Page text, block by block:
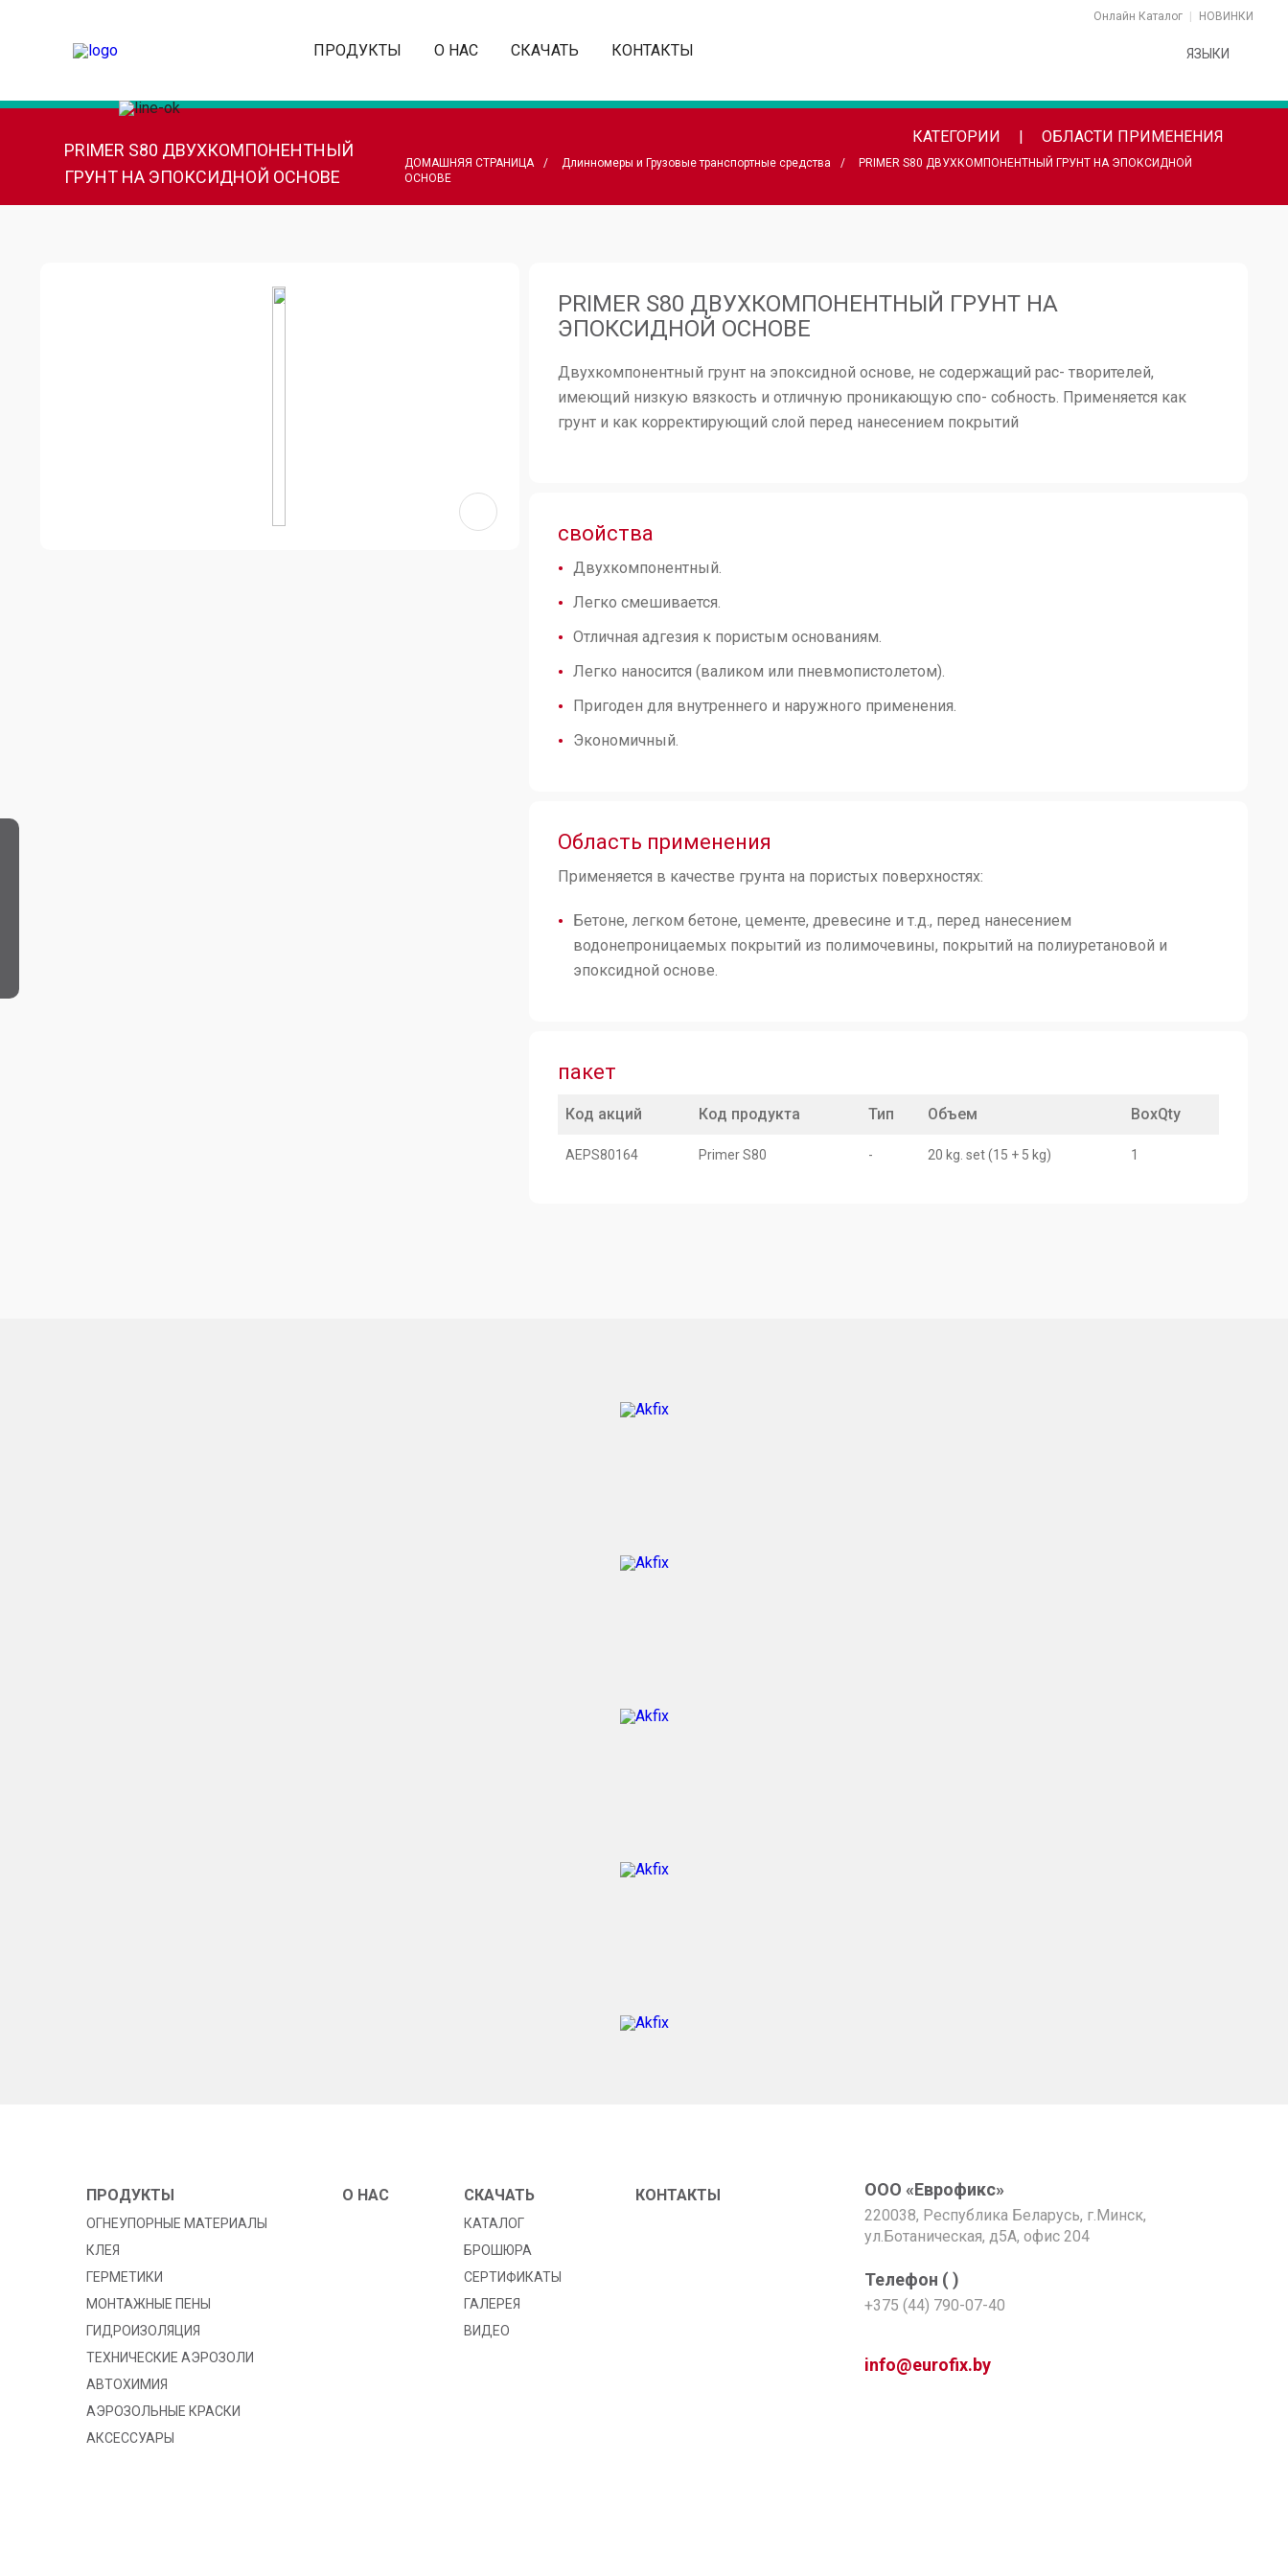
ПРОДУКТЫ O HAC СКАЧАТЬ КОНТАКТЫ
Онлайн Каталог НОВИНКИ
ЯЗЫКИ
PRIMER S80 ДВУХКОМПОНЕНТНЫЙ
ГРУНТ НА ЭПОКСИДНОЙ ОСНОВЕ
КАТЕГОРИИ ОБЛАСТИ ПРИМЕНЕНИЯ
ДОМАШНЯЯ СТРАНИЦА Длинномеры и Грузовые транспортные средства
PRIMER S80 ДВУХКОМПОНЕНТНЫЙ ГРУНТ НА ЭПОКСИДНОЙ
ОСНОВЕ
PRIMER S80 ДВУХКОМПОНЕНТНЫЙ ГРУНТ НА
ЭПОКСИДНОЙ ОСНОВЕ
Двухкомпонентный грунт на эпоксидной основе, не содержащий рас- творителей,
имеющий низкую вязкость и отличную проникающую спо- собность. Применяется как
грунт и как корректирующий слой перед нанесением покрытий
свойства
Двухкомпонентный.
Легко смешивается.
Отличная адгезия к пористым основаниям.
Легко наносится (валиком или пневмопистолетом).
Пригоден для внутреннего и наружного применения.
Экономичный.
Область применения
Применяется в качестве грунта на пористых поверхностях:
Бетоне, легком бетоне, цементе, древесине и т.д., перед нанесением
водонепроницаемых покрытий из полимочевины, покрытий на полиуретановой и
эпоксидной основе.
пакет
Код акций Код продукта Тип Объем BoxQty
AEPS80164 Primer S80 - 20 kg. set (15 + 5 kg) 1
ПРОДУКТЫ
ОГНЕУПОРНЫЕ МАТЕРИАЛЫ
КЛЕЯ
ГЕРМЕТИКИ
МОНТАЖНЫЕ ПЕНЫ
ГИДРОИЗОЛЯЦИЯ
TЕХНИЧЕСКИЕ АЭРОЗОЛИ
АВТОХИМИЯ
АЭРОЗОЛЬНЫЕ КРАСКИ
АКСЕССУАРЫ
O HAC СКАЧАТЬ
КАТАЛОГ
БРОШЮРА
СЕРТИФИКАТЫ
ГАЛЕРЕЯ
ВИДЕО
КОНТАКТЫ ООО «Еврофикс»
220038, Республика Беларусь, г.Минск,
ул.Ботаническая, д5А, офис 204
Телефон ( )
+375 (44) 790-07-40
info@eurofix.by